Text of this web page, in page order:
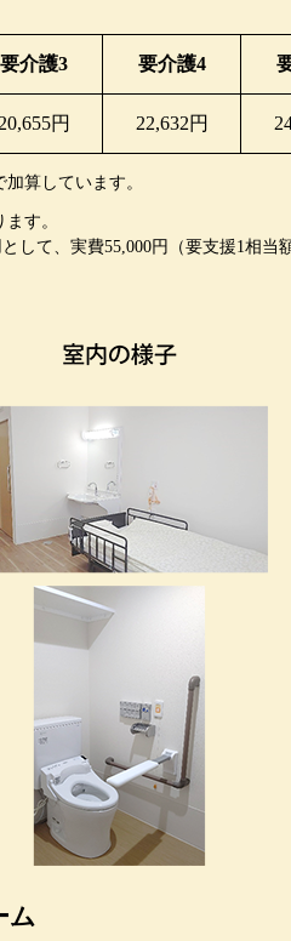
要介護3 要介護4
20,655円 22,632円
算しています。
す。
して、実費55,000円（要支援1相当
ム